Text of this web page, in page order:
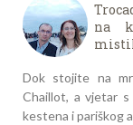
na
Dok stojite na
Chaillot, a vjetar s
kestena i pariškog